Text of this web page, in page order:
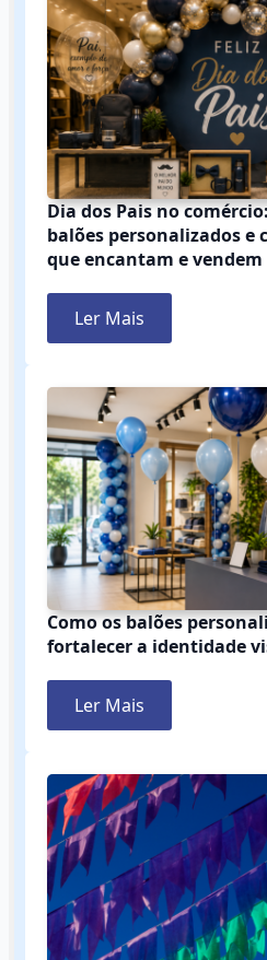
Dia dos Pais no
balões personalizados e
que encantam e
Ler Mais
Como os balões
fortalecer a identidade
Ler Mais